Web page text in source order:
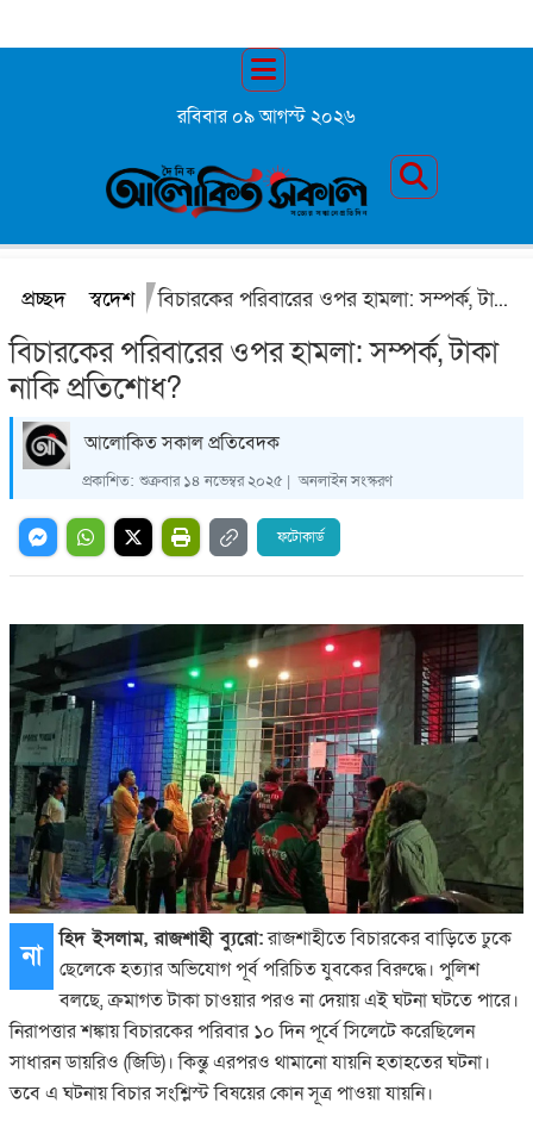
রবিবার ০৯ আগস্ট ২০২৬
প্রচ্ছদ স্বদেশ বিচারকের পরিবারের ওপর হামলা: সম্পর্ক, টাকা নাকি প্রতিশোধ?
বিচারকের পরিবারের ওপর হামলা: সম্পর্ক, টাকা
নাকি প্রতিশোধ?
আলোকিত সকাল প্রতিবেদক
প্রকাশিত: শুক্রবার ১৪ নভেম্বর ২০২৫ | অনলাইন সংস্করণ
ফটোকার্ড
না হিদ ইসলাম, রাজশাহী ব্যুরো:রাজশাহীতে বিচারকের বাড়িতে ঢুকে
ছেলেকে হত্যার অভিযোগ পূর্ব পরিচিত যুবকের বিরুদ্ধে। পুলিশ
বলছে, ক্রমাগত টাকা চাওয়ার পরও না দেয়ায় এই ঘটনা ঘটতে পারে।
নিরাপত্তার শঙ্কায় বিচারকের পরিবার ১০ দিন পূর্বে সিলেটে করেছিলেন
সাধারন ডায়রিও (জিডি)। কিন্তু এরপরও থামানো যায়নি হতাহতের ঘটনা।
তবে এ ঘটনায় বিচার সংশ্লিস্ট বিষয়ের কোন সূত্র পাওয়া যায়নি।